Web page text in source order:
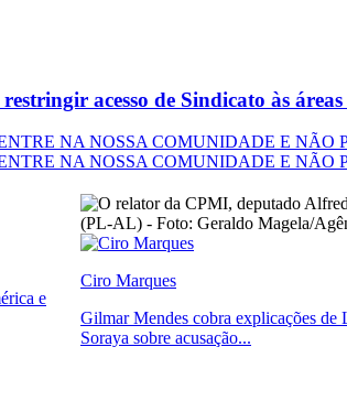
acesso de Sindicato às
e
Ciro Marques
Gilmar Mendes cobra explicações de
Soraya sobre acusação...